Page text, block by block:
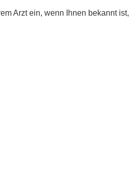
Arzt ein, wenn Ihnen bekannt